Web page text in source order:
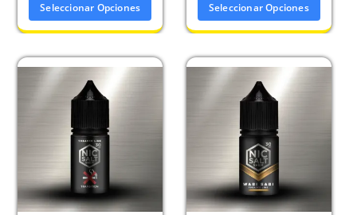
Seleccionar Opciones Seleccionar Opciones